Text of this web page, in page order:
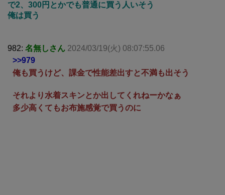
で2、300円とかでも普通に買う人いそう
俺は買う
982: 名無しさん 2024/03/19(火) 08:07:55.06
>>979
俺も買うけど、課金で性能差出すと不満も出そう
それより水着スキンとか出してくれねーかなぁ
多少高くてもお布施感覚で買うのに